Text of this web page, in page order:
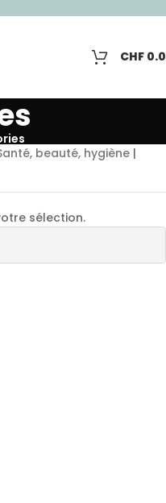
CHF
beauté, hygiène |
sélection.